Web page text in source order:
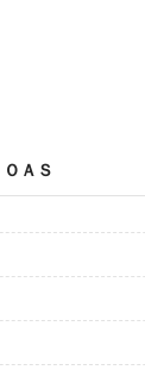
ＡＳ